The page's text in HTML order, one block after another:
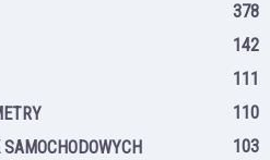
378
142
111
110
103